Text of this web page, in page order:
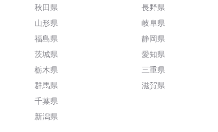
秋田県
山形県
福島県
茨城県
栃木県
群馬県
千葉県
新潟県
長野県
岐阜県
静岡県
愛知県
三重県
滋賀県